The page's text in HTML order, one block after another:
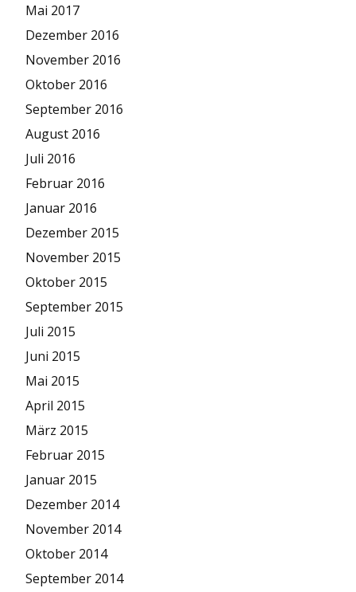
Mai 2017
Dezember 2016
November 2016
Oktober 2016
September 2016
August 2016
Juli 2016
Februar 2016
Januar 2016
Dezember 2015
November 2015
Oktober 2015
September 2015
Juli 2015
Juni 2015
Mai 2015
April 2015
März 2015
Februar 2015
Januar 2015
Dezember 2014
November 2014
Oktober 2014
September 2014